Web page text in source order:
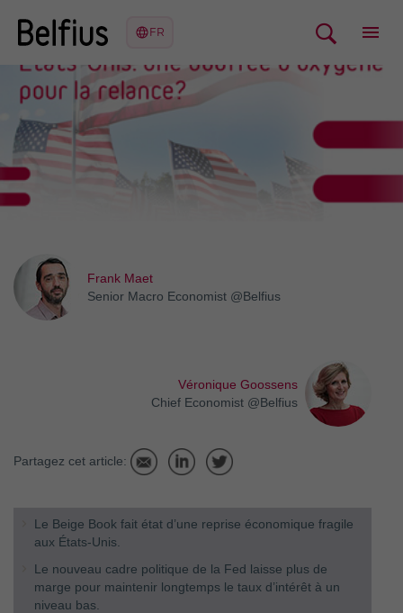
Frank Maet
Senior Macro Economist @Belfius
Véronique Goossens
Chief Economist @Belfius
Partagez cet article:
Le Beige Book fait état d’une reprise économique fragile
aux États-Unis.
Le nouveau cadre politique de la Fed laisse plus de
marge pour maintenir longtemps le taux d’intérêt à un
niveau bas.